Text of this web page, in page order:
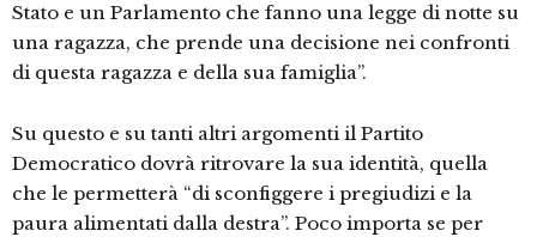
Stato e un Parlamento che fanno una legge di notte su
una ragazza, che prende una decisione nei confronti
di questa ragazza e della sua famiglia”.
Su questo e su tanti altri argomenti il Partito
Democratico dovrà ritrovare la sua identità, quella
che le permetterà “di sconfiggere i pregiudizi e la
paura alimentati dalla destra”. Poco importa se per